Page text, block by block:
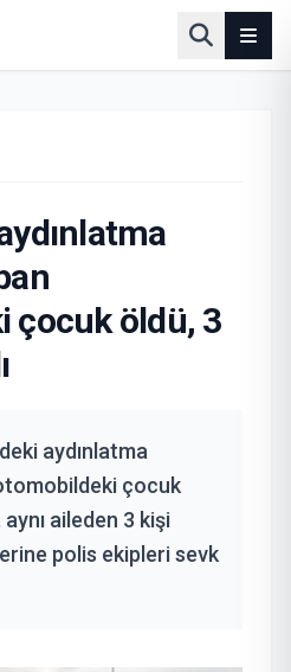
çocuk öldü, 3
aydınlatma
çocuk
aileden 3 kişi
polis ekipleri sevk